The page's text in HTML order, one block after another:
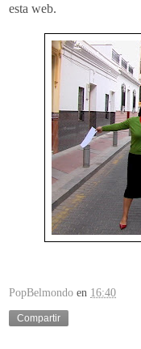
esta web.
PopBelmondo en 16:40
Compartir